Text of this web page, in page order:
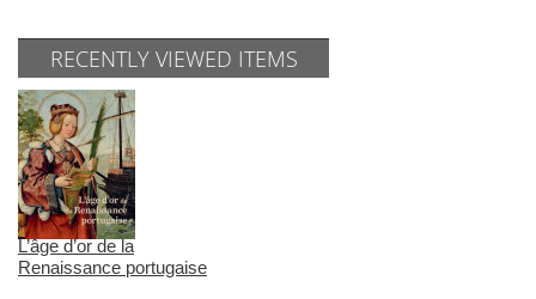
RECENTLY VIEWED ITEMS
L’âge d’or de la
Renaissance portugaise